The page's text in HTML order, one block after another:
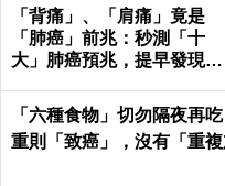
「背痛」、「肩痛」竟是
「肺癌」前兆：秒測「十
大」肺癌預兆，提早發現治
「六種食物」切勿隔夜再吃
重則「致癌」，沒有「重